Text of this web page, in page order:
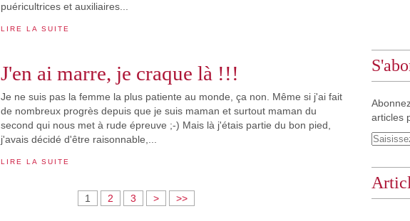
puéricultrices et auxiliaires...
LIRE LA SUITE
J'en ai marre, je craque là !!!
Je ne suis pas la femme la plus patiente au monde, ça non. Même si j'ai fait
de nombreux progrès depuis que je suis maman et surtout maman du
second qui nous met à rude épreuve ;-) Mais là j'étais partie du bon pied,
j'avais décidé d'être raisonnable,...
LIRE LA SUITE
1 2 3 > >>
articles